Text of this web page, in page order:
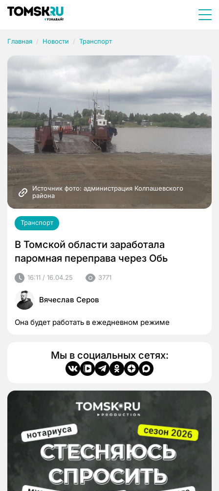
Главная Новости Транспорт
Источник фото: администрация Колпашевского
района
Транспорт
В Томской области заработала
паромная переправа через Обь
16:11 / 16.04.25 3771
Вячеслав Серов
Она будет работать в ежедневном режиме
Мы в социальных сетях: